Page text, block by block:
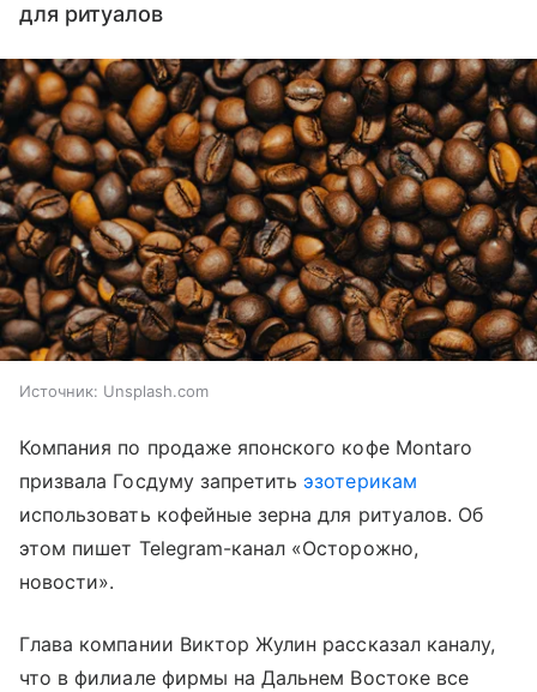
для ритуалов
Источник: Unsplash.com
Компания по продаже японского кофе Montaro
призвала Госдуму запретить эзотерикам
использовать кофейные зерна для ритуалов. Об
этом пишет Telegram-канал «Осторожно,
новости».
Глава компании Виктор Жулин рассказал каналу,
что в филиале фирмы на Дальнем Востоке все